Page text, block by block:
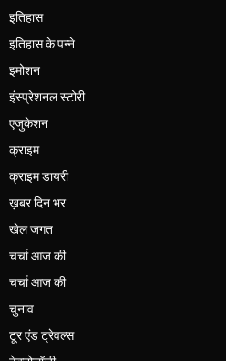
इतिहास
इतिहास के पन्ने
इमोशन
इंस्प्रेशनल स्टोरी
एजुकेशन
क्राइम
क्राइम डायरी
ख़बर दिन भर
खेल जगत
चर्चा आज की
चर्चा आज की
चुनाव
टूर एंड ट्रेवल्स